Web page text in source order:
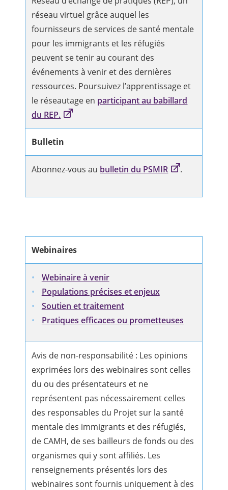
réseau virtuel grâce auquel les
fournisseurs de services de santé mentale
pour les immigrants et les réfugiés
peuvent se tenir au courant des
événements à venir et des dernières
ressources. Poursuivez l’apprentissage et
le réseautage en participant au babillard
du REP.
Bulletin
Abonnez-vous au bulletin du PSMIR .
Webinaires
Webinaire à venir
Populations précises et enjeux
Soutien et traitement
Pratiques efficaces ou prometteuses
Avis de non-responsabilité : Les opinions
exprimées lors des webinaires sont celles
du ou des présentateurs et ne
représentent pas nécessairement celles
des responsables du Projet sur la santé
mentale des immigrants et des réfugiés,
de CAMH, de ses bailleurs de fonds ou des
organismes qui y sont affiliés. Les
renseignements présentés lors des
webinaires sont fournis uniquement à des